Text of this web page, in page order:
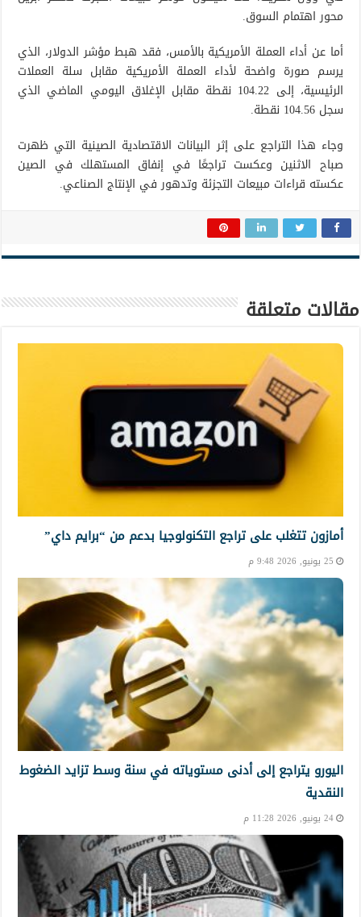
محور اهتمام السوق.
أما عن أداء العملة الأمريكية بالأمس، فقد هبط مؤشر الدولار، الذي
يرسم صورة واضحة لأداء العملة الأمريكية مقابل سلة العملات
الرئيسية، إلى 104.22 نقطة مقابل الإغلاق اليومي الماضي الذي
سجل 104.56 نقطة.
وجاء هذا التراجع على إثر البيانات الاقتصادية الصينية التي ظهرت
صباح الاثنين وعكست تراجعًا في إنفاق المستهلك في الصين
عكسته قراءات مبيعات التجزئة وتدهور في الإنتاج الصناعي.
مقالات متعلقة
أمازون تتغلب على تراجع التكنولوجيا بدعم من “برايم داي”
25 يونيو, 2026 9:48 م
اليورو يتراجع إلى أدنى مستوياته في سنة وسط تزايد الضغوط
النقدية
24 يونيو, 2026 11:28 م